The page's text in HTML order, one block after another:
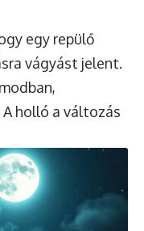
egy repülő
vágyást jelent.
holló a változás